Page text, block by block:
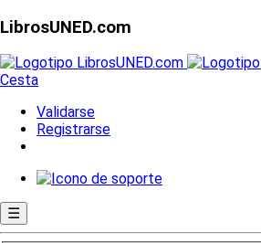
LibrosUNED.com
Cesta
Validarse
Registrarse
☰